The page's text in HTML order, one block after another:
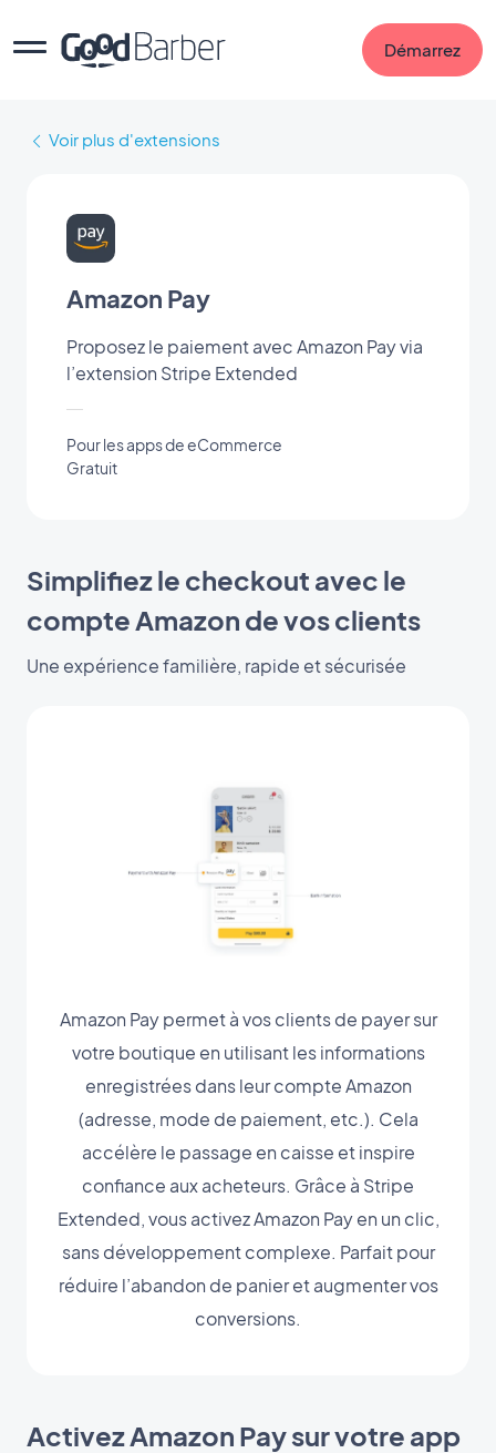
Démarrez
Voir plus d'extensions
Amazon Pay
Proposez le paiement avec Amazon Pay via
l’extension Stripe Extended
Pour les apps de eCommerce
Gratuit
Simplifiez le checkout avec le
compte Amazon de vos clients
Une expérience familière, rapide et sécurisée
Amazon Pay permet à vos clients de payer sur
votre boutique en utilisant les informations
enregistrées dans leur compte Amazon
(adresse, mode de paiement, etc.). Cela
accélère le passage en caisse et inspire
confiance aux acheteurs. Grâce à Stripe
Extended, vous activez Amazon Pay en un clic,
sans développement complexe. Parfait pour
réduire l’abandon de panier et augmenter vos
conversions.
Activez Amazon Pay sur votre app